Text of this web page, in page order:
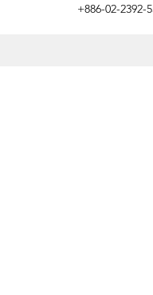
+886-02-2392-